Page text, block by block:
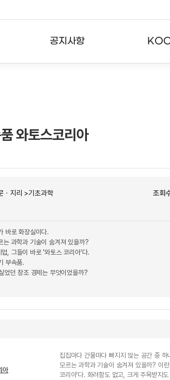
공지사항
서비스도움말
와토스코리아
ㆍ지리 >기초과학
조회
바로 화장실이다.
는 과학과 기술이 숨겨져 있을까?
, 그들이 바로 '와토스 코리아'다.
부속품.
었던 창조 경제는 무엇이었을까?
아
집집마다 건물마다 빠지지 않는 공간 중
모르는 과학과 기술이 숨겨져 있을까? 이
코리아'다. 화려함도 없고, 크게 주목받지